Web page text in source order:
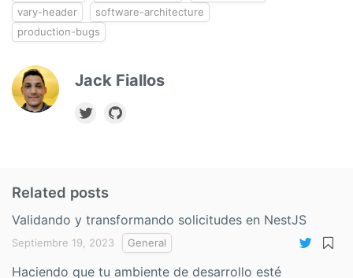
vary-header
software-architecture
production-bugs
Jack Fiallos
Related posts
Validando y transformando solicitudes en NestJS
Septiembre 19, 2023 General
Haciendo que tu ambiente de desarrollo esté